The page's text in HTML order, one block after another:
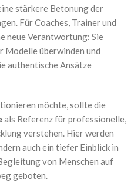
stärkere Betonung der
Für Coaches, Trainer und
neue Verantwortung: Sie
Modelle überwinden und
authentische Ansätze
möchte, sollte die
als Referenz für professionelle,
verstehen. Hier werden
auch ein tiefer Einblick in
von Menschen auf
geboten.